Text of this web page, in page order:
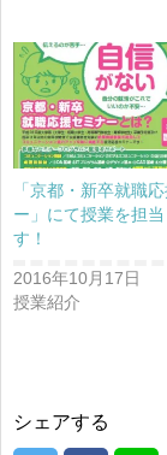
「京都・新卒就職
ー」にて授業を担当
す！
2016年10月17日
授業紹介
シェアする